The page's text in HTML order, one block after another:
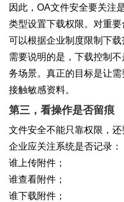
因此，OA文件安全要关注
类型设置下载权限。对重
可以根据企业制度限制下
需要说明的是，下载控制
务场景。真正的目标是让
接触敏感资料。
第三，看操作是否留痕
文件安全不能只靠权限，还
企业应关注系统是否记录：
谁上传附件；
谁查看附件；
谁下载附件；